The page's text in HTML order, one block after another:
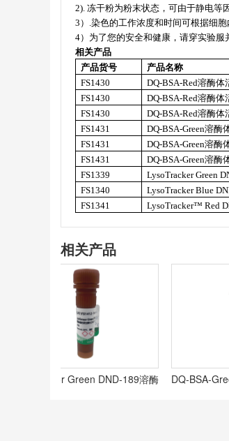
2). 冻干粉为粉末状态，可由于静电等
3 ） .染色的工作浓度和时间可根据细
4）为了您的安全和健康，请穿实验服
相关产品
产品货号
产品名称
FS1430
DQ-BSA-Red溶酶体
FS1430
DQ-BSA-Red溶酶体
FS1430
DQ-BSA-Red溶酶体
FS1431
DQ-BSA-Green溶酶
FS1431
DQ-BSA-Green溶酶
FS1431
DQ-BSA-Green溶酶
FS1339
LysoTracker Green
FS1340
LysoTracker Blue
FS1341
LysoTracker™ Red
相关产品
Green DND-189溶酶
DQ-BSA-Green溶